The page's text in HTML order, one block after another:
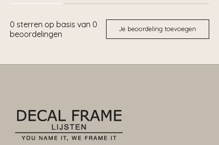
0 sterren op basis van 0
beoordelingen
Je beoordeling toevoegen